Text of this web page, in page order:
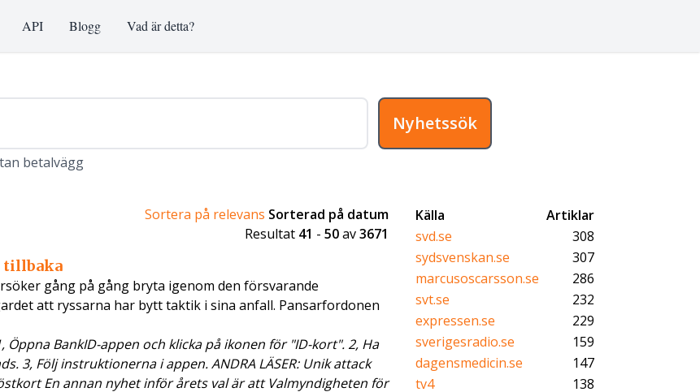
API Blogg Vad är detta?
Nyhetssök
betalvägg
Sortera på relevans Sorterad på datum
Resultat 41 -50av3671
tillbaka
gång på gång bryta igenom den försvarande
att ryssarna har bytt taktik i sina anfall. Pansarfordonen
BankID-appen och klicka på ikonen för "ID-kort". 2, Ha
3, Följ instruktionerna i appen. ANDRA LÄSER: Unik attack
En annan nyhet inför årets val är att Valmyndigheten för
Källa
Artiklar
svd.se
308
sydsvenskan.se
307
marcusoscarsson.se
286
svt.se
232
expressen.se
229
sverigesradio.se
159
dagensmedicin.se
147
tv4
138